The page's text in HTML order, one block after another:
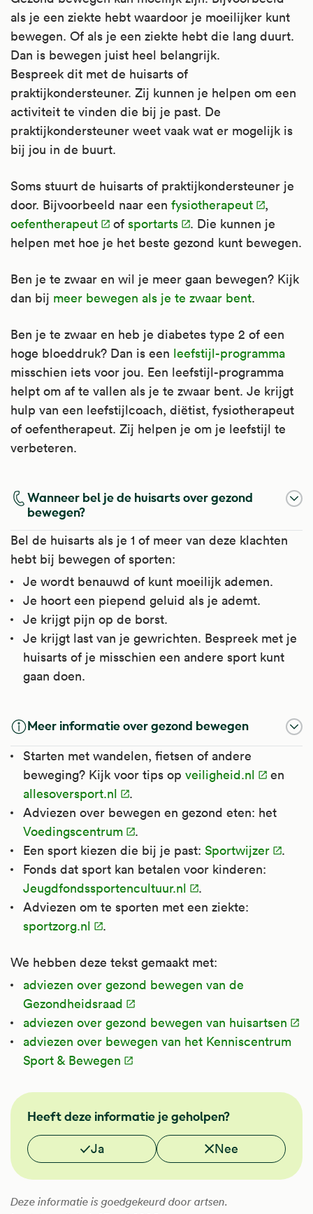
als je een ziekte hebt waardoor je moeilijker kunt
bewegen. Of als je een ziekte hebt die lang duurt.
Dan is bewegen juist heel belangrijk.
Bespreek dit met de huisarts of
praktijkondersteuner. Zij kunnen je helpen om een
activiteit te vinden die bij je past. De
praktijkondersteuner weet vaak wat er mogelijk is
bij jou in de buurt.
Soms stuurt de huisarts of praktijkondersteuner je
door. Bijvoorbeeld naar een fysiotherapeut
,
oefentherapeut
of sportarts
. Die kunnen je
helpen met hoe je het beste gezond kunt bewegen.
Ben je te zwaar en wil je meer gaan bewegen? Kijk
dan bij meer bewegen als je te zwaar bent.
Ben je te zwaar en heb je diabetes type 2 of een
hoge bloeddruk? Dan is een leefstijl-programma
misschien iets voor jou. Een leefstijl-programma
helpt om af te vallen als je te zwaar bent. Je krijgt
hulp van een leefstijlcoach, diëtist, fysiotherapeut
of oefentherapeut. Zij helpen je om je leefstijl te
verbeteren.
Wanneer bel je de huisarts over gezond
bewegen?
Bel de huisarts als je 1 of meer van deze klachten
hebt bij bewegen of sporten:
Je wordt benauwd of kunt moeilijk ademen.
Je hoort een piepend geluid als je ademt.
Je krijgt pijn op de borst.
Je krijgt last van je gewrichten. Bespreek met je
huisarts of je misschien een andere sport kunt
gaan doen.
Meer informatie over gezond bewegen
Starten met wandelen, fietsen of andere
beweging? Kijk voor tips op veiligheid.nl
en
allesoversport.nl
.
Adviezen over bewegen en gezond eten: het
Voedingscentrum
.
Een sport kiezen die bij je past: Sportwijzer
.
Fonds dat sport kan betalen voor kinderen:
Jeugdfondssportencultuur.nl
.
Adviezen om te sporten met een ziekte:
sportzorg.nl
.
We hebben deze tekst gemaakt met:
adviezen over gezond bewegen van de
Gezondheidsraad
adviezen over gezond bewegen van huisartsen
adviezen over bewegen van het Kenniscentrum
Sport & Bewegen
NHG
Heeft deze informatie je geholpen?
Vond je deze informatie nuttig?
Ja Nee
Deze informatie is goedgekeurd door artsen.